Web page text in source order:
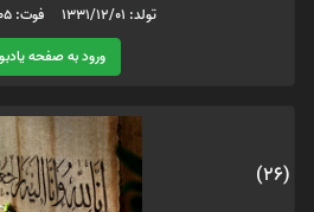
تولد: 1331/12/01 فوت: 1398/03/05
ورود به صفحه
(26)